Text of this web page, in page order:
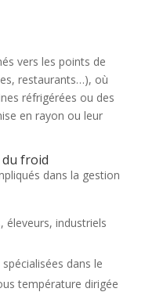
vers les points de
restaurants…), où
réfrigérées ou des
en rayon ou leur
du froid
dans la gestion
éleveurs, industriels
dans le
température dirigée